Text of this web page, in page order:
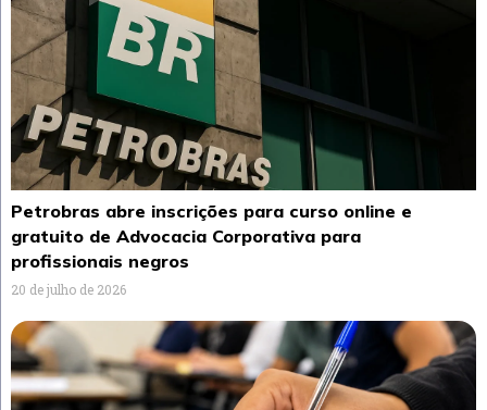
Petrobras abre inscrições para curso online e
gratuito de Advocacia Corporativa para
profissionais negros
20 de julho de 2026